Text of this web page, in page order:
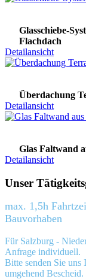
Glasschiebe-
Flachdach
Detailansicht
Überdachung
Detailansicht
Glas Faltwand
Detailansicht
Unser
max. 1,5h
Bauvorhaben
Für Salzburg -
Anfrage individuell.
Bitte senden Sie uns
umgehend Bescheid.